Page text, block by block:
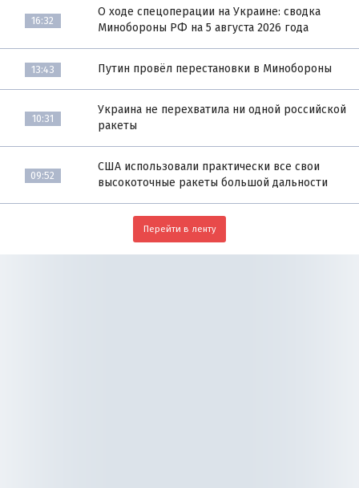
16:32
О ходе спецоперации на Украине: сводка
Минобороны РФ на 5 августа 2026 года
13:43 Путин провёл перестановки в Минобороны
10:31
Украина не перехватила ни одной российской
ракеты
09:52
США использовали практически все свои
высокоточные ракеты большой дальности
Перейти в ленту